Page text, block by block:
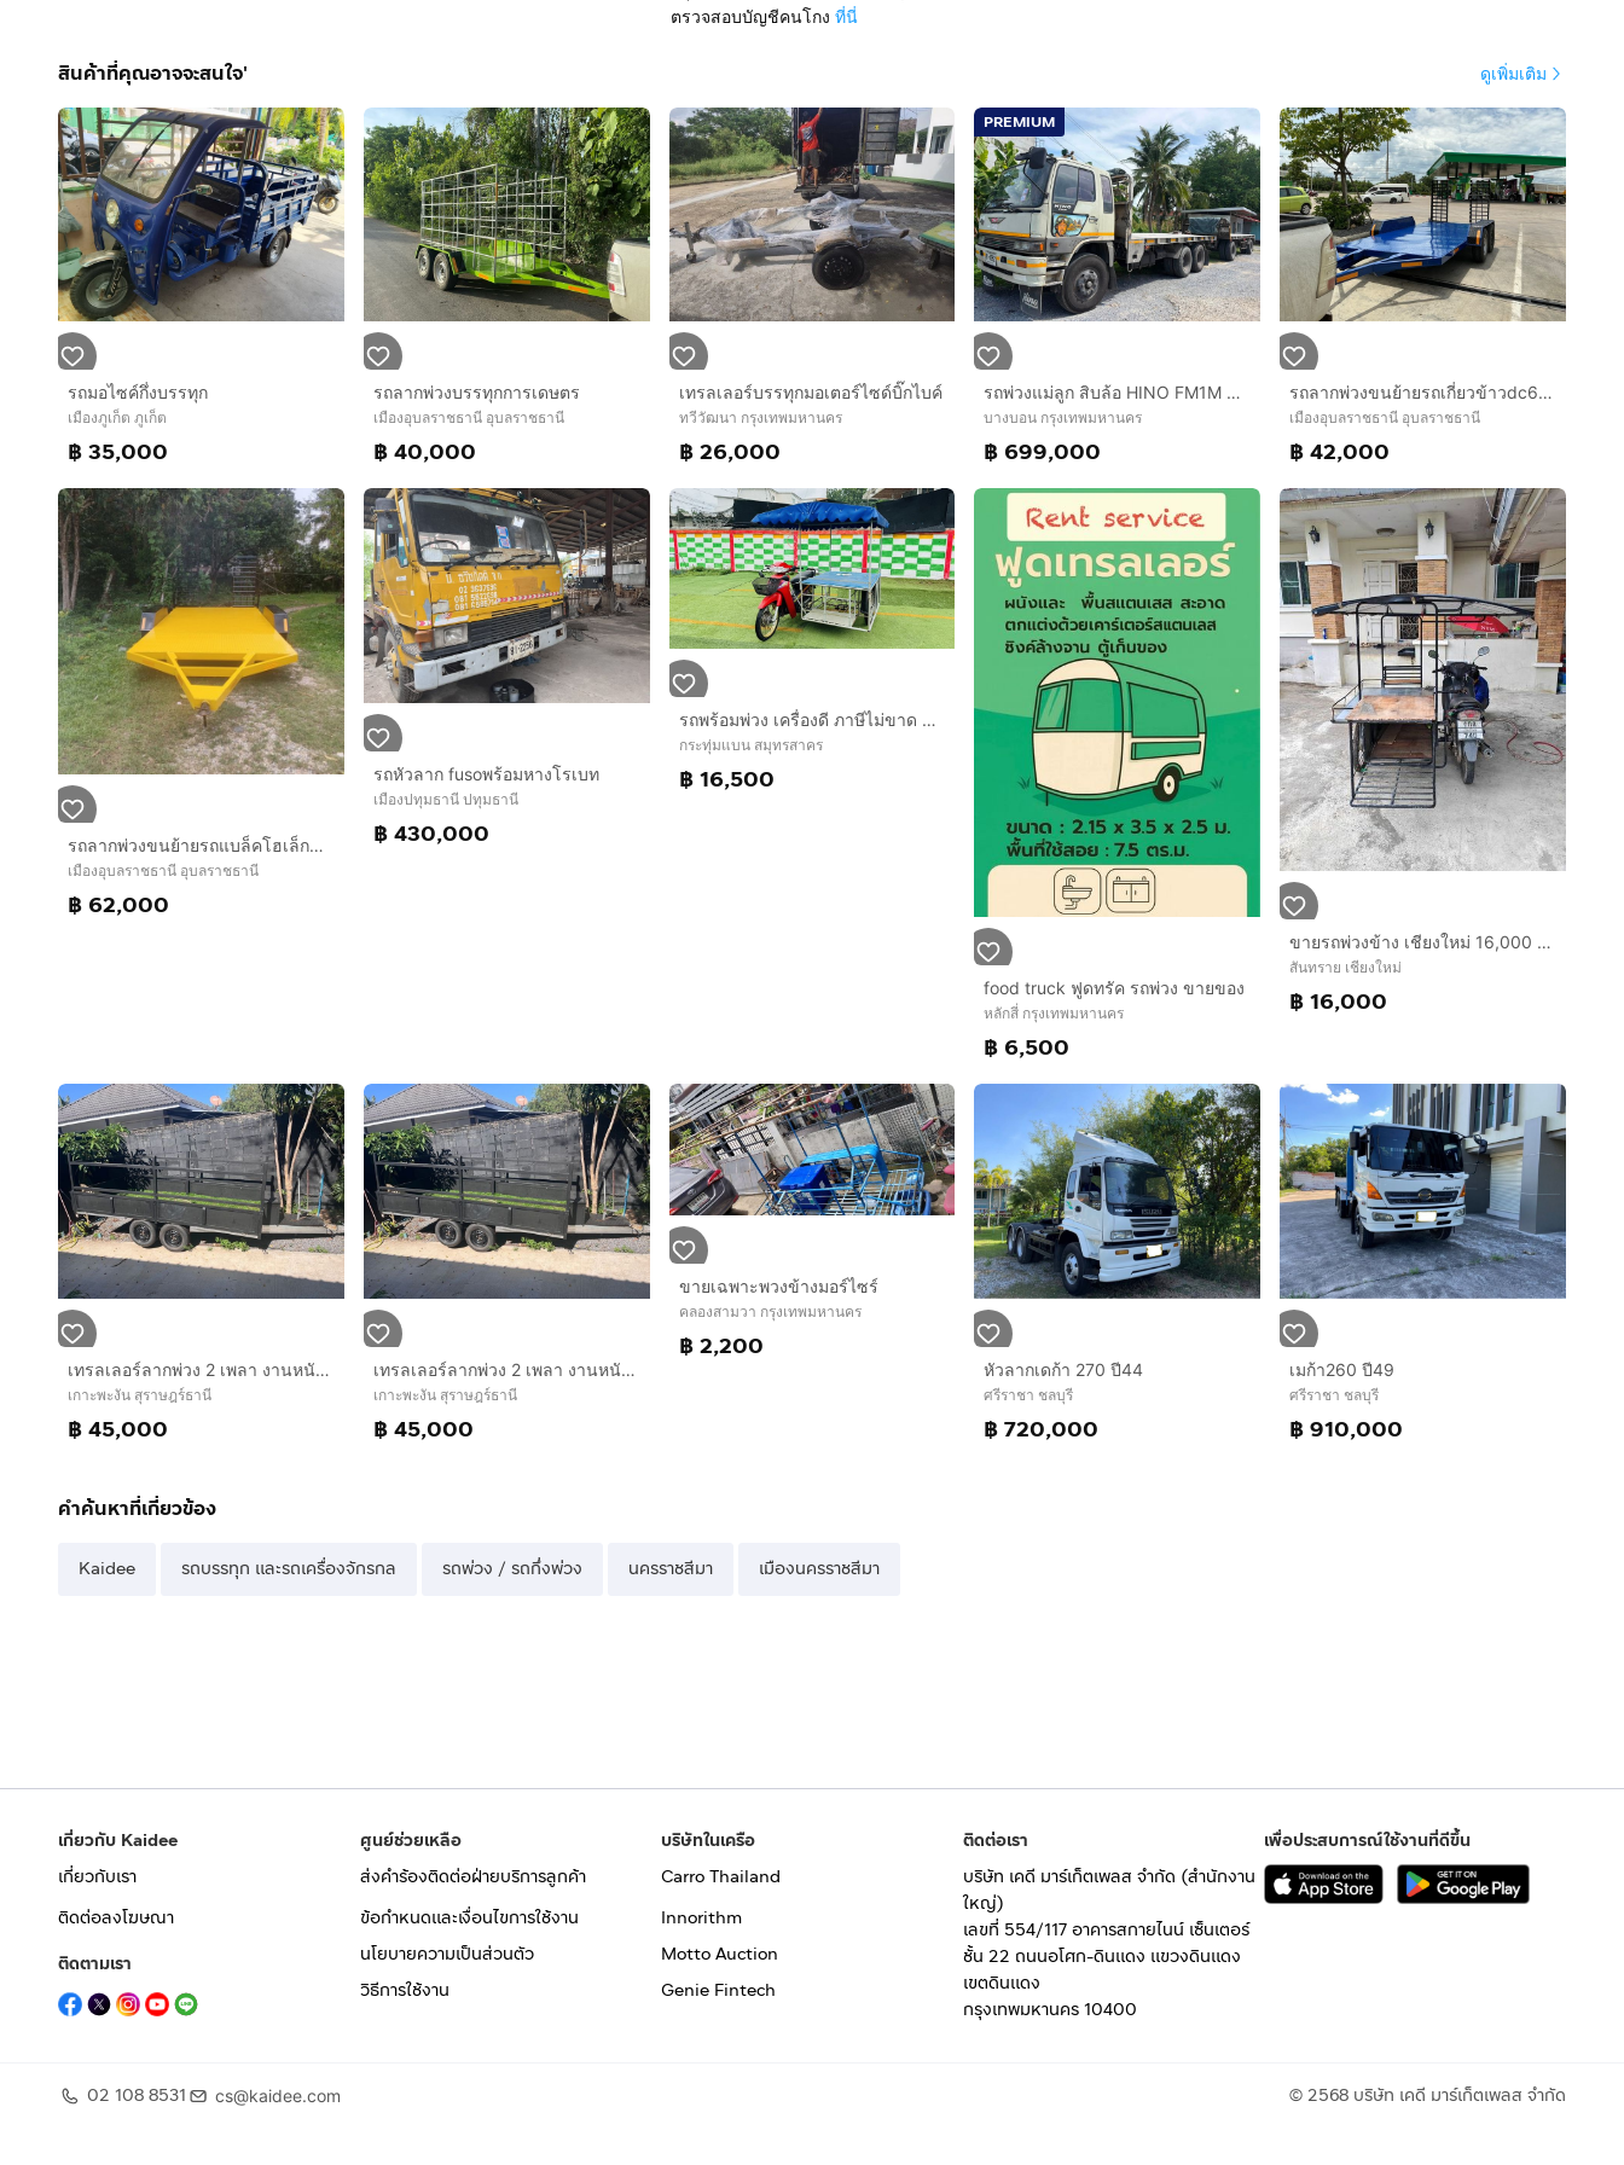
ตรวจสอบบัญชีคนโกง ที่นี่
สินค้าที่คุณอาจจะสนใจ' ดูเพิ่มเติม
รถมอไซค์กึ่งบรรทุก
เมืองภูเก็ต ภูเก็ต
฿ 35,000
รถลากพ่วงบรรทุกการเดษตร
เมืองอุบลราชธานี อุบลราชธานี
฿ 40,000
เทรลเลอร์บรรทุกมอเตอร์ไซด์บิ๊กไบค์
ทวีวัฒนา กรุงเทพมหานคร
฿ 26,000
PREMIUM
รถพ่วงแม่ลูก สิบล้อ HINO FM1M สิงห์ไฮเทค 220 แรงม้า รถเจ้าเดียว
บางบอน กรุงเทพมหานคร
฿ 699,000
รถลากพ่วงขนย้ายรถเกี่ยวข้าวdc6870ขนย้ายรถแบล็คโฮเล็ก
เมืองอุบลราชธานี อุบลราชธานี
฿ 42,000
รถลากพ่วงขนย้ายรถแบล็คโฮเล็ก5ตัน
เมืองอุบลราชธานี อุบลราชธานี
฿ 62,000
รถหัวลาก fusoพร้อมหางโรเบท
เมืองปทุมธานี ปทุมธานี
฿ 430,000
รถพร้อมพ่วง เครื่องดี ภาษีไม่ขาด มีเล่มทะเบียน
กระทุ่มแบน สมุทรสาคร
฿ 16,500
food truck ฟูดทรัค รถพ่วง ขายของ
หลักสี่ กรุงเทพมหานคร
฿ 6,500
ขายรถพ่วงข้าง เชียงใหม่ 16,000 มีเล่ม
สันทราย เชียงใหม่
฿ 16,000
เทรลเลอร์ลากพ่วง 2 เพลา งานหนัก – เกาะพะงัน
เกาะพะงัน สุราษฎร์ธานี
฿ 45,000
เทรลเลอร์ลากพ่วง 2 เพลา งานหนัก – เกาะพะงัน
เกาะพะงัน สุราษฎร์ธานี
฿ 45,000
ขายเฉพาะพวงข้างมอร์ไซร์
คลองสามวา กรุงเทพมหานคร
฿ 2,200
หัวลากเดก้า 270 ปี44
ศรีราชา ชลบุรี
฿ 720,000
เมก้า260 ปี49
ศรีราชา ชลบุรี
฿ 910,000
คำค้นหาที่เกี่ยวข้อง
Kaidee รถบรรทุก และรถเครื่องจักรกล รถพ่วง / รถกึ่งพ่วง นครราชสีมา เมืองนครราชสีมา
เกี่ยวกับ Kaidee
เกี่ยวกับเรา
ติดต่อลงโฆษณา
ติดตามเรา
ศูนย์ช่วยเหลือ
ส่งคำร้องติดต่อฝ่ายบริการลูกค้า
ข้อกำหนดและเงื่อนไขการใช้งาน
นโยบายความเป็นส่วนตัว
วิธีการใช้งาน
บริษัทในเครือ
Carro Thailand
Innorithm
Motto Auction
Genie Fintech
ติดต่อเรา
บริษัท เคดี มาร์เก็ตเพลส จำกัด (สำนักงาน
ใหญ่)
เลขที่ 554/117 อาคารสกายไนน์ เซ็นเตอร์
ชั้น 22 ถนนอโศก-ดินแดง แขวงดินแดง
เขตดินแดง
กรุงเทพมหานคร 10400
เพื่อประสบการณ์ใช้งานที่ดีขึ้น
02 108 8531 cs@kaidee.com © 2568 บริษัท เคดี มาร์เก็ตเพลส จำกัด